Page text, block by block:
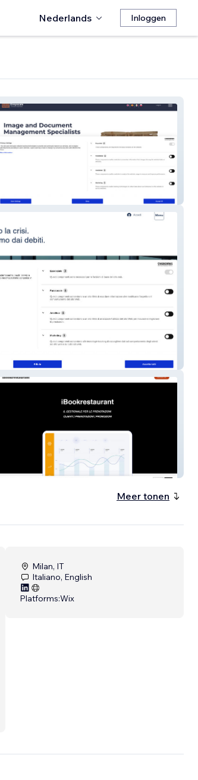
Nederlands Inloggen
Greyscale Ltd
iBook Restaurant
Meer tonen
Milan, IT
Italiano, English
Platforms:Wix